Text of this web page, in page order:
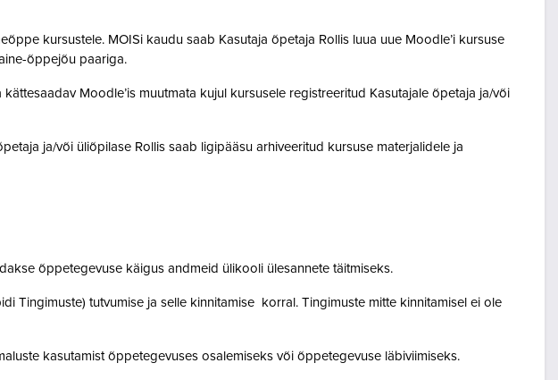
kursustele. MOISi kaudu saab Kasutaja õpetaja Rollis luua uue Moodle’i kursuse
õppejõu paariga.
Moodle’is muutmata kujul kursusele registreeritud Kasutajale õpetaja ja/või
ja/või üliõpilase Rollis saab ligipääsu arhiveeritud kursuse materjalidele ja
õppetegevuse käigus andmeid ülikooli ülesannete täitmiseks.
Tingimuste) tutvumise ja selle kinnitamise korral. Tingimuste mitte kinnitamisel ei ole
kasutamist õppetegevuses osalemiseks või õppetegevuse läbiviimiseks.